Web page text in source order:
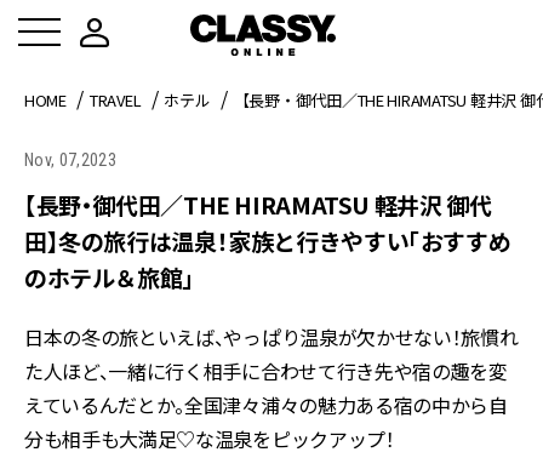
HOME TRAVEL ホテル 【長野・御代田／THE HIRAMATSU 軽井
Nov, 07,2023
【長野・御代田／THE HIRAMATSU 軽井沢 御代
田】冬の旅行は温泉！家族と行きやすい「おすすめ
のホテル＆旅館」
日本の冬の旅といえば、やっぱり温泉が欠かせない！旅慣れ
た人ほど、一緒に行く相手に合わせて行き先や宿の趣を変
えているんだとか。全国津々浦々の魅力ある宿の中から自
分も相手も大満足♡な温泉をピックアップ！